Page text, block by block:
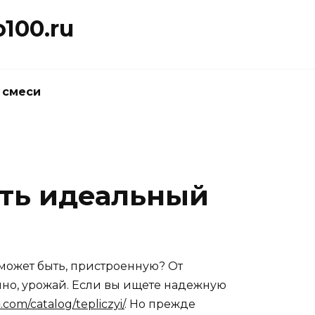
идеальный
быть, пристроенную? От
урожай. Если вы ищете надежную
catalog/tepliczyi/. Но прежде